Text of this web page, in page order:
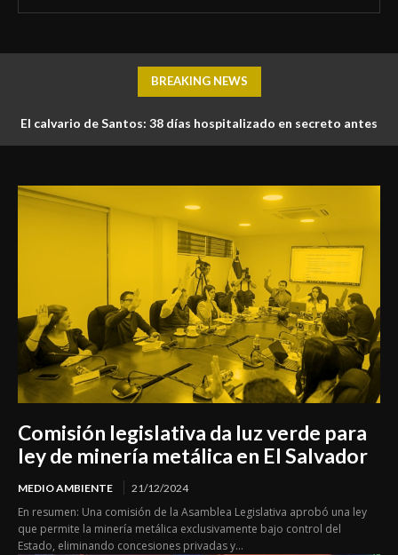
BREAKING NEWS
El calvario de Santos: 38 días hospitalizado en secreto antes
Comisión legislativa da luz verde para
ley de minería metálica en El Salvador
MEDIO AMBIENTE 21/12/2024
En resumen: Una comisión de la Asamblea Legislativa aprobó una ley
que permite la minería metálica exclusivamente bajo control del
Estado, eliminando concesiones privadas y...